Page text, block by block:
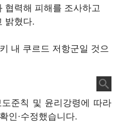
협력해 피해를 조사하고
밝혔다.
내 쿠르드 저항군일 것으
준칙 및 윤리강령에 따라
인·수정했습니다.